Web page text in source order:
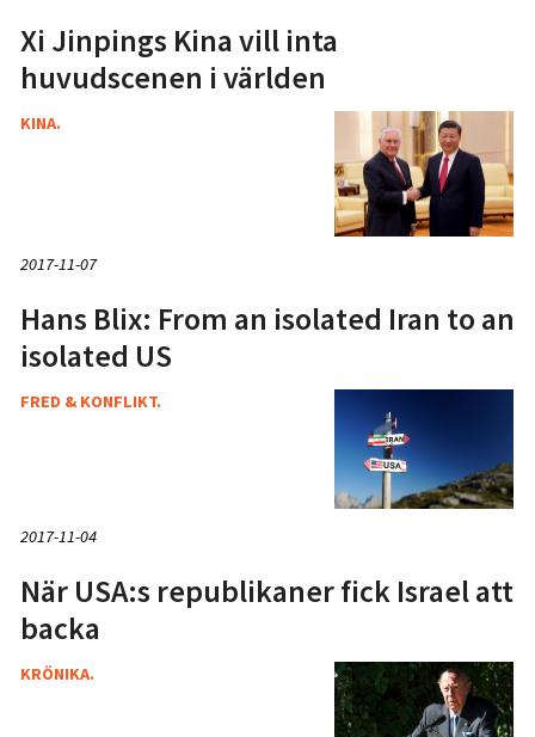
Xi Jinpings Kina vill inta
huvudscenen i världen
KINA.
2017-11-07
Hans Blix: From an isolated Iran to an
isolated US
FRED & KONFLIKT.
2017-11-04
När USA:s republikaner fick Israel att
backa
KRÖNIKA.